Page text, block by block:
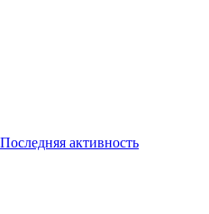
Последняя активность